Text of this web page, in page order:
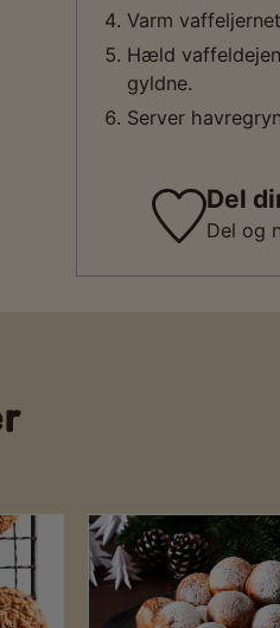
Varm
Hæld
gyldne.
Server
Del
Del og